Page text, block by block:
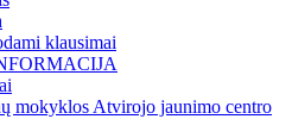
klausimai
mokyklos Atvirojo jaunimo centro